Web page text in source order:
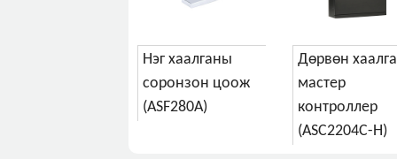
Нэг хаалганы
соронзон цоож
(ASF280A)
Дөрвөн
мастер
контроллер
(ASC2204C-H)